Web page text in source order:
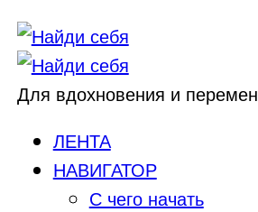
Для вдохновения и перемен
ЛЕНТА
НАВИГАТОР
С чего начать